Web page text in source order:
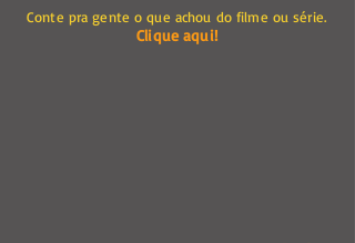
Conte pra gente o que achou do filme ou série.
Clique aqui!